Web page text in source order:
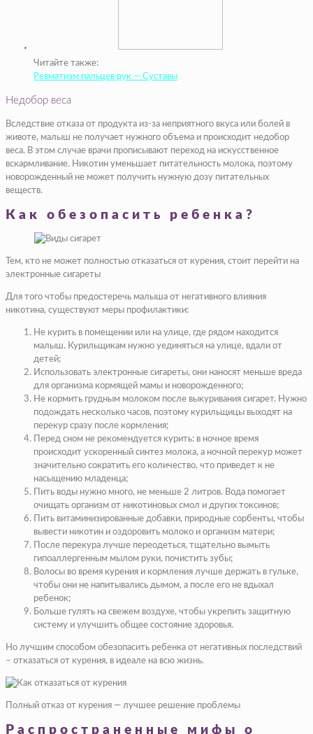
Читайте также:
Ревматизм пальцев рук — Суставы
Недобор веса
Вследствие отказа от продукта из-за неприятного вкуса или болей в
животе, малыш не получает нужного объема и происходит недобор
веса. В этом случае врачи прописывают переход на искусственное
вскармливание. Никотин уменьшает питательность молока, поэтому
новорожденный не может получить нужную дозу питательных
веществ.
Как обезопасить ребенка?
Тем, кто не может полностью отказаться от курения, стоит перейти на
электронные сигареты
Для того чтобы предостеречь малыша от негативного влияния
никотина, существуют меры профилактики:
Не курить в помещении или на улице, где рядом находится
малыш. Курильщикам нужно уединяться на улице, вдали от
детей;
Использовать электронные сигареты, они наносят меньше вреда
для организма кормящей мамы и новорожденного;
Не кормить грудным молоком после выкуривания сигарет. Нужно
подождать несколько часов, поэтому курильщицы выходят на
перекур сразу после кормления;
Перед сном не рекомендуется курить: в ночное время
происходит ускоренный синтез молока, а ночной перекур может
значительно сократить его количество, что приведет к не
насыщению младенца;
Пить воды нужно много, не меньше 2 литров. Вода помогает
очищать организм от никотиновых смол и других токсинов;
Пить витаминизированные добавки, природные сорбенты, чтобы
вывести никотин и оздоровить молоко и организм матери;
После перекура лучше переодеться, тщательно вымыть
гипоаллергенным мылом руки, почистить зубы;
Волосы во время курения и кормления лучше держать в гульке,
чтобы они не напитывались дымом, а после его не вдыхал
ребенок;
Больше гулять на свежем воздухе, чтобы укрепить защитную
систему и улучшить общее состояние здоровья.
Но лучшим способом обезопасить ребенка от негативных последствий
– отказаться от курения, в идеале на всю жизнь.
Полный отказ от курения — лучшее решение проблемы
Распространенные мифы о